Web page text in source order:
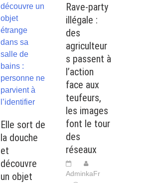
Elle sort de
la douche
et
découvre
un objet
Rave-party
illégale :
des
agriculteur
s passent à
l’action
face aux
teufeurs,
les images
font le tour
des
réseaux
AdminkaFr